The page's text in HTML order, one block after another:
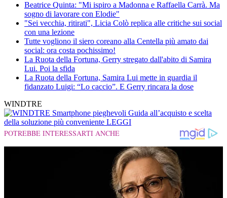
Beatrice Quinta: "Mi ispiro a Madonna e Raffaella Carrà. Ma
sogno di lavorare con Elodie"
"Sei vecchia, ritirati", Licia Colò replica alle critiche sui social
con una lezione
Tutte vogliono il siero coreano alla Centella più amato dai
social: ora costa pochissimo!
La Ruota della Fortuna, Gerry stregato dall'abito di Samira
Lui. Poi la sfida
La Ruota della Fortuna, Samira Lui mette in guardia il
fidanzato Luigi: “Lo caccio”. E Gerry rincara la dose
WINDTRE
Smartphone pieghevoli Guida all’acquisto e scelta
della soluzione più conveniente LEGGI